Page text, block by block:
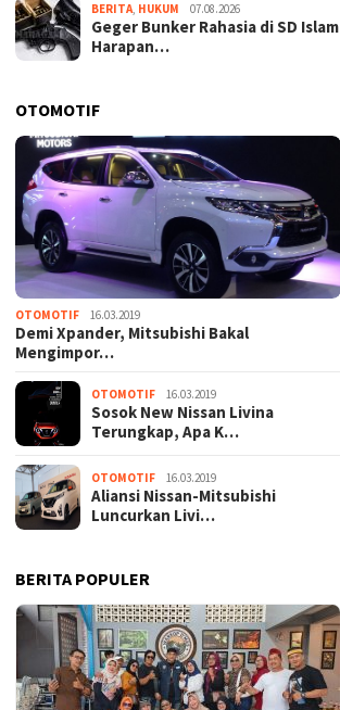
BERITA, HUKUM 07.08.2026
Geger Bunker Rahasia di SD Islam
Harapan…
OTOMOTIF
OTOMOTIF 16.03.2019
Demi Xpander, Mitsubishi Bakal
Mengimpor…
OTOMOTIF 16.03.2019
Sosok New Nissan Livina
Terungkap, Apa K…
OTOMOTIF 16.03.2019
Aliansi Nissan-Mitsubishi
Luncurkan Livi…
BERITA POPULER